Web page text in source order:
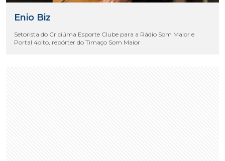
Enio Biz
Setorista do Criciúma Esporte Clube para a Rádio Som Maior e
Portal 4oito, repórter do Timaço Som Maior